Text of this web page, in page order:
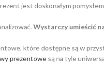
jest doskonałym
Wystarczy umieścić
które dostępne są w
prezentowe są na tyle